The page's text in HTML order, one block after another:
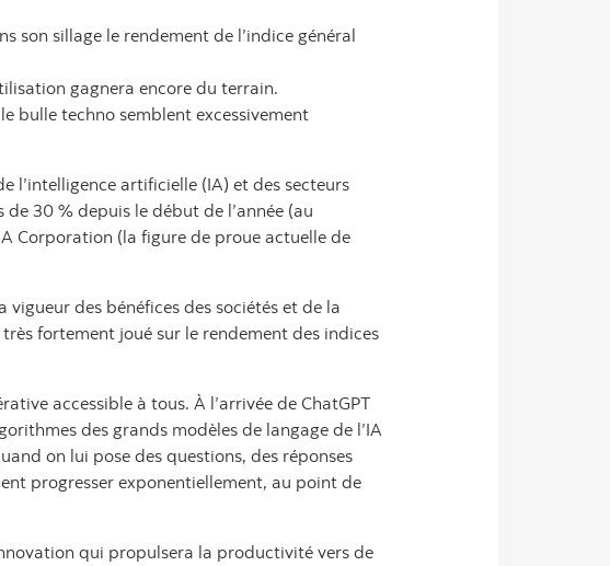
son sillage le rendement de l’indice général
gagnera encore du terrain.
bulle techno semblent excessivement
l’intelligence artificielle (IA) et des secteurs
30 % depuis le début de l’année (au
Corporation (la figure de proue actuelle de
vigueur des bénéfices des sociétés et de la
fortement joué sur le rendement des indices
accessible à tous. À l’arrivée de ChatGPT
des grands modèles de langage de l’IA
on lui pose des questions, des réponses
progresser exponentiellement, au point de
qui propulsera la productivité vers de